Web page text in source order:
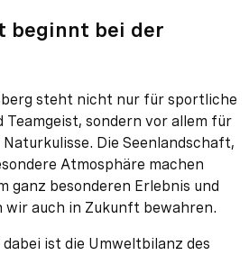
beginnt bei der
steht nicht nur für sportliche
Teamgeist, sondern vor allem für
Die Seenlandschaft,
Atmosphäre machen
ganz besonderen Erlebnis und
wir auch in Zukunft bewahren.
ist die Umweltbilanz des